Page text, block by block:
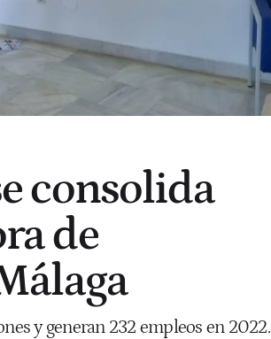
consolida
de
y generan 232 empleos en 2022.